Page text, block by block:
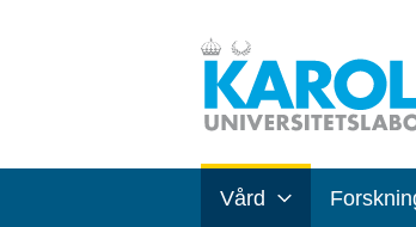
Vård